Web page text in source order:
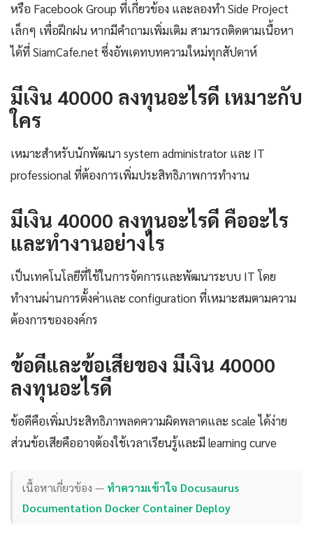
หรือ Facebook Group ที่เกี่ยวข้อง และลองทำ Side Project
เล็กๆ เพื่อฝึกฝน หากมีคำถามเพิ่มเติม สามารถติดตามเนื้อหา
ได้ที่ SiamCafe.net ซึ่งอัพเดทบทความใหม่ทุกสัปดาห์
มีเงิน 40000 ลงทุนอะไรดี เหมาะกับ
ใคร
เหมาะสำหรับนักพัฒนา system administrator และ IT
professional ที่ต้องการเพิ่มประสิทธิภาพการทำงาน
มีเงิน 40000 ลงทุนอะไรดี คืออะไร
และทำงานอย่างไร
เป็นเทคโนโลยีที่ใช้ในการจัดการและพัฒนาระบบ IT โดย
ทำงานผ่านการตั้งค่าและ configuration ที่เหมาะสมตามความ
ต้องการขององค์กร
ข้อดีและข้อเสียของ มีเงิน 40000
ลงทุนอะไรดี
ข้อดีคือเพิ่มประสิทธิภาพลดความผิดพลาดและ scale ได้ง่าย
ส่วนข้อเสียคืออาจต้องใช้เวลาเรียนรู้และมี learning curve
เนื้อหาเกี่ยวข้อง — ทำความเข้าใจ Docusaurus
Documentation Docker Container Deploy